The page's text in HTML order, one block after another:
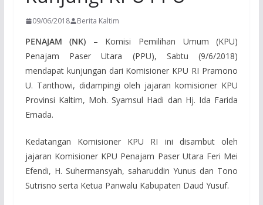
09/06/2018 Berita Kaltim
PENAJAM (NK) – Komisi Pemilihan Umum (KPU)
Penajam Paser Utara (PPU), Sabtu (9/6/2018)
mendapat kunjungan dari Komisioner KPU RI Pramono
U. Tanthowi, didampingi oleh jajaran komisioner KPU
Provinsi Kaltim, Moh. Syamsul Hadi dan Hj. Ida Farida
Ernada.
Kedatangan Komisioner KPU RI ini disambut oleh
jajaran Komisioner KPU Penajam Paser Utara Feri Mei
Efendi, H. Suhermansyah, saharuddin Yunus dan Tono
Sutrisno serta Ketua Panwalu Kabupaten Daud Yusuf.